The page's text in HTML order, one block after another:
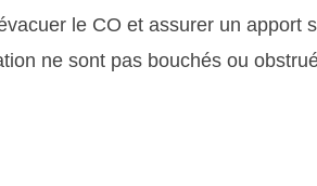
le CO et assurer un apport
ne sont pas bouchés ou